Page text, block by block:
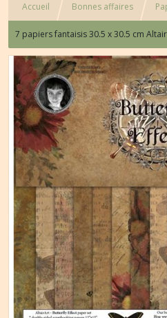
Accueil Bonnes affaires
7 papiers fantaisis 30.5 x 30.5 cm Altair